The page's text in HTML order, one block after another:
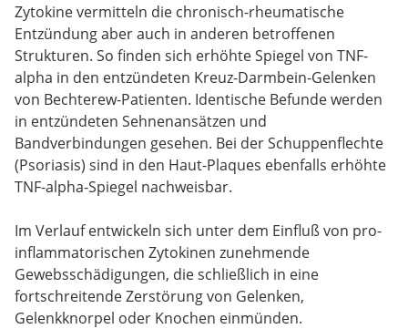
Zytokine vermitteln die chronisch-rheumatische
Entzündung aber auch in anderen betroffenen
Strukturen. So finden sich erhöhte Spiegel von TNF-
alpha in den entzündeten Kreuz-Darmbein-Gelenken
von Bechterew-Patienten. Identische Befunde werden
in entzündeten Sehnenansätzen und
Bandverbindungen gesehen. Bei der Schuppenflechte
(Psoriasis) sind in den Haut-Plaques ebenfalls erhöhte
TNF-alpha-Spiegel nachweisbar.
Im Verlauf entwickeln sich unter dem Einfluß von pro-
inflammatorischen Zytokinen zunehmende
Gewebsschädigungen, die schließlich in eine
fortschreitende Zerstörung von Gelenken,
Gelenkknorpel oder Knochen einmünden.